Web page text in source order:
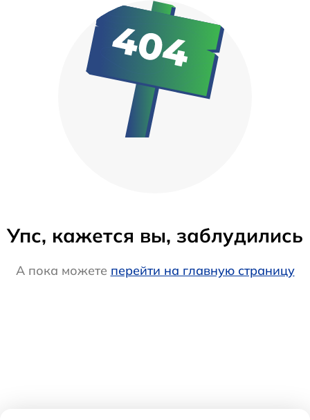
Упс, кажется вы, заблудились
А пока можете перейти на главную страницу